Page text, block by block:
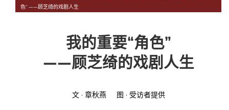
“本土文学”栏目征稿
色” ——顾芝绮的戏剧人生
我的重要“角色”
——顾芝绮的戏剧人生
文 · 章秋燕 图 · 受访者提供